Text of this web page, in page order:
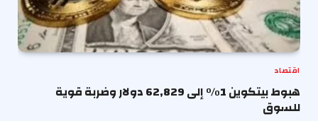
اقتصاد
هبوط بيتكوين 1% إلى 62,829 دولار وضربة قوية
للسوق